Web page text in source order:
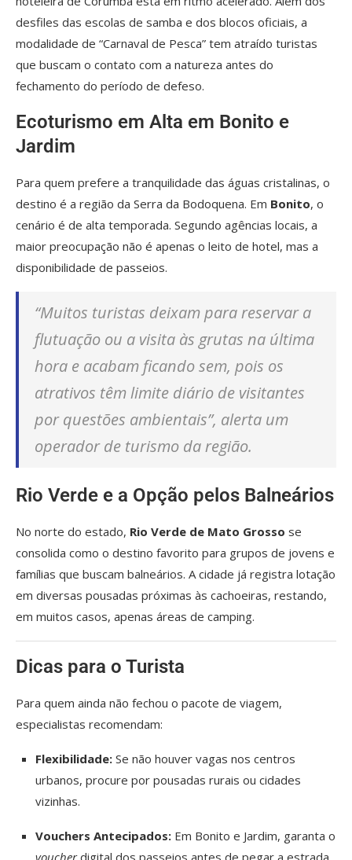
desfiles das escolas de samba e dos blocos oficiais, a
modalidade de “Carnaval de Pesca” tem atraído turistas
que buscam o contato com a natureza antes do
fechamento do período de defeso.
Ecoturismo em Alta em Bonito e
Jardim
Para quem prefere a tranquilidade das águas cristalinas, o
destino é a região da Serra da Bodoquena. Em Bonito, o
cenário é de alta temporada. Segundo agências locais, a
maior preocupação não é apenas o leito de hotel, mas a
disponibilidade de passeios.
“Muitos turistas deixam para reservar a
flutuação ou a visita às grutas na última
hora e acabam ficando sem, pois os
atrativos têm limite diário de visitantes
por questões ambientais”, alerta um
operador de turismo da região.
Rio Verde e a Opção pelos Balneários
No norte do estado, Rio Verde de Mato Grosso se
consolida como o destino favorito para grupos de jovens e
famílias que buscam balneários. A cidade já registra lotação
em diversas pousadas próximas às cachoeiras, restando,
em muitos casos, apenas áreas de camping.
Dicas para o Turista
Para quem ainda não fechou o pacote de viagem,
especialistas recomendam:
Flexibilidade: Se não houver vagas nos centros
urbanos, procure por pousadas rurais ou cidades
vizinhas.
Vouchers Antecipados: Em Bonito e Jardim, garanta o